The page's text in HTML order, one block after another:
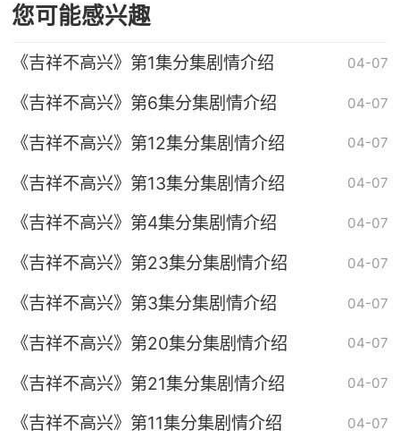
您可能感兴趣
《吉祥不高兴》第1集分集剧情介绍 04-07
《吉祥不高兴》第6集分集剧情介绍 04-07
《吉祥不高兴》第12集分集剧情介绍 04-07
《吉祥不高兴》第13集分集剧情介绍 04-07
《吉祥不高兴》第4集分集剧情介绍 04-07
《吉祥不高兴》第23集分集剧情介绍 04-07
《吉祥不高兴》第3集分集剧情介绍 04-07
《吉祥不高兴》第20集分集剧情介绍 04-07
《吉祥不高兴》第21集分集剧情介绍 04-07
《吉祥不高兴》第11集分集剧情介绍 04-07